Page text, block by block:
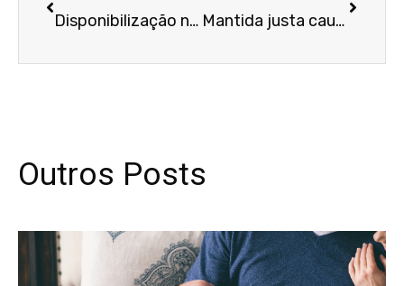
Disponibilização não autorizada de dados pessoais não sensíveis em cadastro positivo não gera dano moral presumido Mantida justa causa de gerente que colocou álcool em gel na bebida de colegas em happy hour
Outros Posts